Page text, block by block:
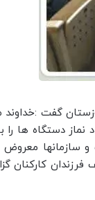
گفت :خداوند
دستگاه ها را
سازمانها معروض
کارکنان